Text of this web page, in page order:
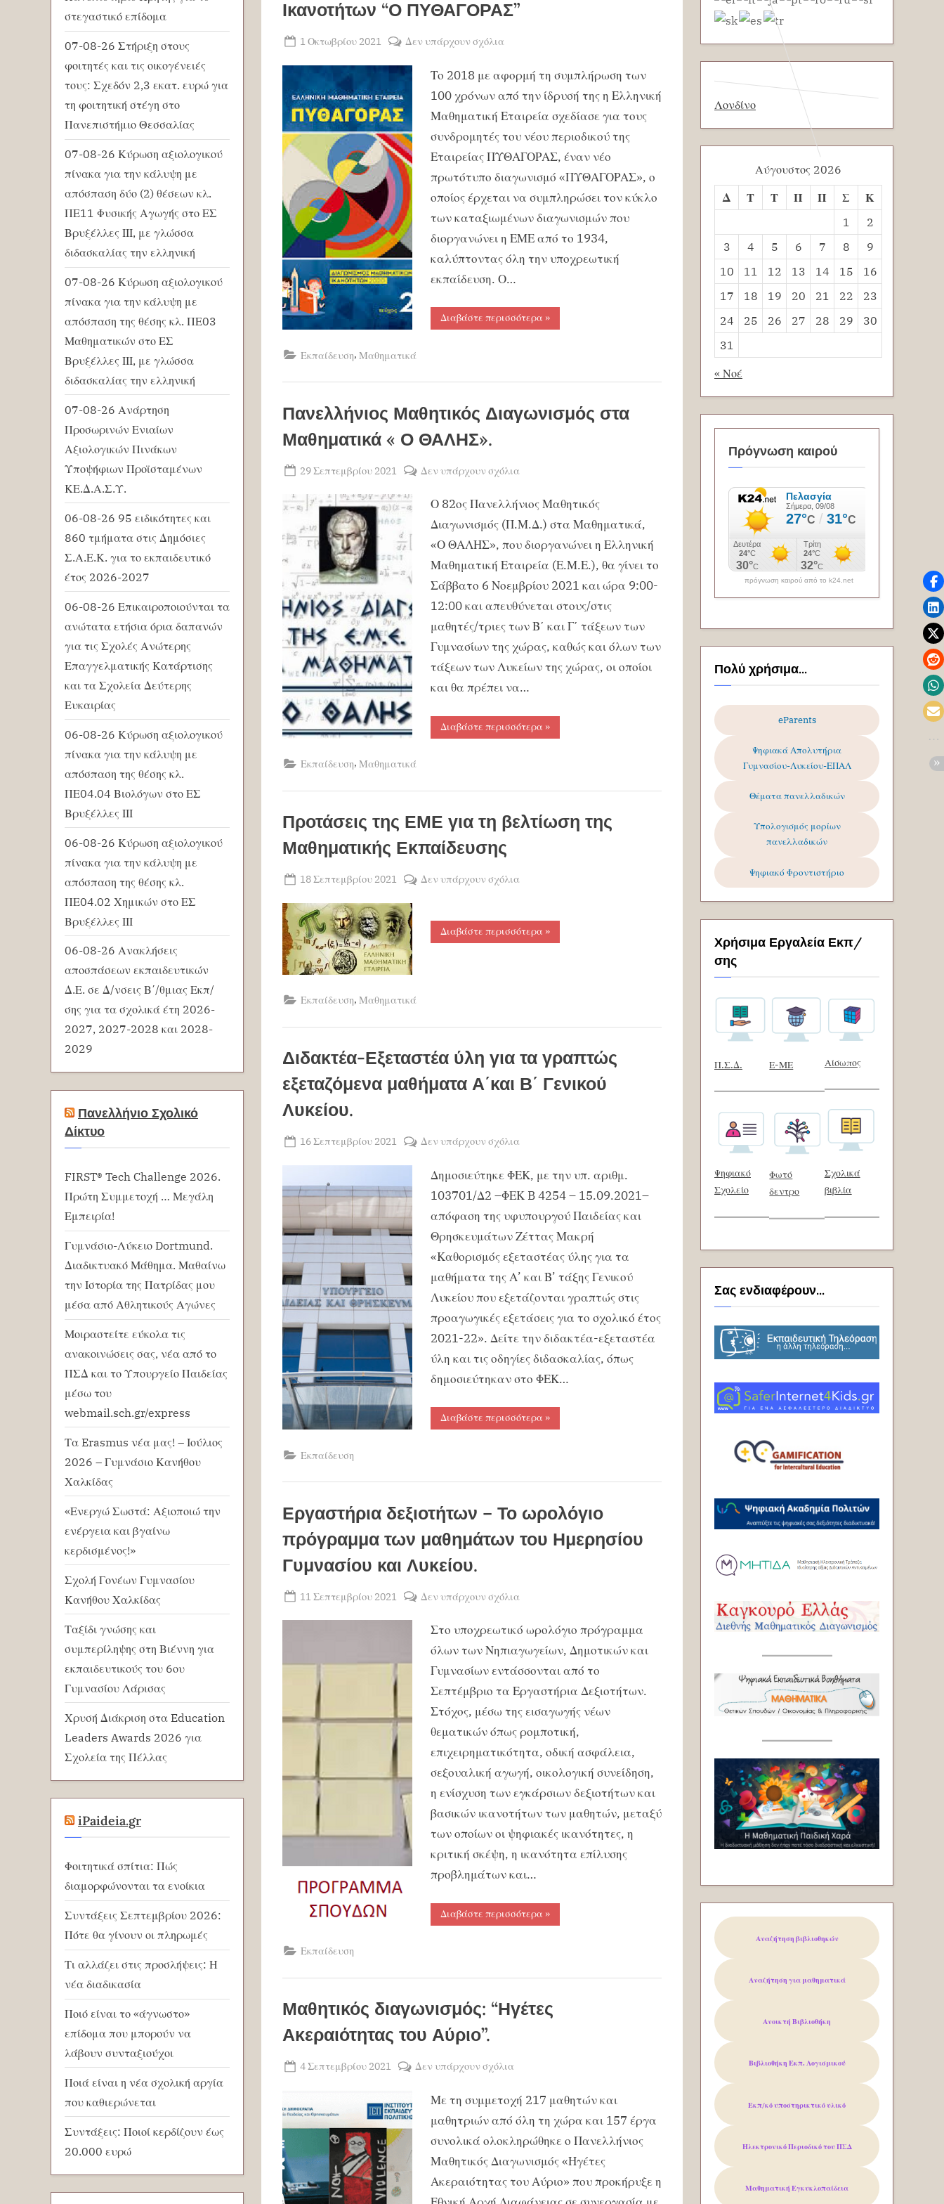
Ικανοτήτων “Ο ΠΥΘΑΓΟΡΑΣ”
Posted
1 Οκτωβρίου 2021
ΜΑΝΤΑΦΟΥΝΗΣ
Δεν υπάρχουν σχόλια
Διαγωνισμού
Μαθηματικών
Ικανοτήτων
ΠΥΘΑΓΟΡΑΣ”
Το 2018 με αφορμή τη συμπλήρωση των
100 χρόνων από την ίδρυσή της η Ελληνική
Μαθηματική Εταιρεία σχεδίασε για τους
συνδρομητές του νέου περιοδικού της
Εταιρείας ΠΥΘΑΓΟΡΑΣ, έναν νέο
πρωτότυπο διαγωνισμό «ΠΥΘΑΓΟΡΑΣ», ο
οποίος έρχεται να συμπληρώσει τον κύκλο
των καταξιωμένων διαγωνισμών που
διοργανώνει η ΕΜΕ από το 1934,
καλύπτοντας όλη την υποχρεωτική
εκπαίδευση. Ο…
Διαβάστε περισσότερα“Διοργάνωση
Διαγωνισμού
»
Εκπαίδευση, Μαθηματικά
Πανελλήνιος Μαθητικός Διαγωνισμός στα
Μαθηματικά « Ο ΘΑΛΗΣ».
Posted
29 Σεπτεμβρίου 2021
ΜΑΝΤΑΦΟΥΝΗΣ
Δεν υπάρχουν σχόλια
Μαθητικός
Διαγωνισμός
στα
Μαθηματικά
Ο
ΘΑΛΗΣ».
Ο 82ος Πανελλήνιος Μαθητικός
Διαγωνισμός (Π.Μ.Δ.) στα Μαθηματικά,
«Ο ΘΑΛΗΣ», που διοργανώνει η Ελληνική
Μαθηματική Εταιρεία (Ε.Μ.Ε.), θα γίνει το
Σάββατο 6 Νοεμβρίου 2021 και ώρα 9:00-
12:00 και απευθύνεται στους/στις
μαθητές/τριες των Β΄ και Γ΄ τάξεων των
Γυμνασίων της χώρας, καθώς και όλων των
τάξεων των Λυκείων της χώρας, οι οποίοι
και θα πρέπει να…
Διαβάστε περισσότερα“Πανελλήνιος
Μαθητικός
ΘΑΛΗΣ».”
»
Εκπαίδευση, Μαθηματικά
Προτάσεις της ΕΜΕ για τη βελτίωση της
Μαθηματικής Εκπαίδευσης
Posted
18 Σεπτεμβρίου 2021
ΜΑΝΤΑΦΟΥΝΗΣ
Δεν υπάρχουν σχόλια
ΕΜΕ
Διαβάστε περισσότερα“Προτάσεις
της
»
Εκπαίδευση, Μαθηματικά
Διδακτέα-Εξεταστέα ύλη για τα γραπτώς
εξεταζόμενα μαθήματα Α΄και Β΄ Γενικού
Λυκείου.
Posted
16 Σεπτεμβρίου 2021
ΜΑΝΤΑΦΟΥΝΗΣ
Δεν υπάρχουν σχόλια
Εξεταστέα
ύλη
για
γραπτώς
εξεταζόμενα
μαθήματα
Α΄και
Β΄
Γενικού
Λυκείου.
Δημοσιεύτηκε ΦΕΚ, με την υπ. αριθμ.
103701/Δ2 –ΦΕΚ B 4254 – 15.09.2021–
απόφαση της υφυπουργού Παιδείας και
Θρησκευμάτων Ζέττας Μακρή
«Καθορισμός εξεταστέας ύλης για τα
μαθήματα της Α’ και Β’ τάξης Γενικού
Λυκείου που εξετάζονται γραπτώς στις
προαγωγικές εξετάσεις για το σχολικό έτος
2021-22». Δείτε την διδακτέα-εξεταστέα
ύλη και τις οδηγίες διδασκαλίας, όπως
δημοσιεύτηκαν στο ΦΕΚ…
Διαβάστε περισσότερα“Διδακτέα-
Εξεταστέα
μαθήματα
Γενικού
Λυκείου.”
»
Εκπαίδευση
Εργαστήρια δεξιοτήτων – Το ωρολόγιο
πρόγραμμα των μαθημάτων του Ημερησίου
Γυμνασίου και Λυκείου.
Posted
11 Σεπτεμβρίου 2021
ΜΑΝΤΑΦΟΥΝΗΣ
Δεν υπάρχουν σχόλια
δεξιοτήτων
–
Το
πρόγραμμα
των
μαθημάτων
του
Ημερησίου
Γυμνασίου
και
Λυκείου.
Στο υποχρεωτικό ωρολόγιο πρόγραμμα
όλων των Νηπιαγωγείων, Δημοτικών και
Γυμνασίων εντάσσονται από το
Σεπτέμβριο τα Εργαστήρια Δεξιοτήτων.
Στόχος, μέσω της εισαγωγής νέων
θεματικών όπως ρομποτική,
επιχειρηματικότητα, οδική ασφάλεια,
σεξουαλική αγωγή, οικολογική συνείδηση,
η ενίσχυση των εγκάρσιων δεξιοτήτων και
βασικών ικανοτήτων των μαθητών, μεταξύ
των οποίων οι ψηφιακές ικανότητες, η
κριτική σκέψη, η ικανότητα επίλυσης
προβλημάτων και…
Διαβάστε περισσότερα“Εργαστήρια
δεξιοτήτων
μαθημάτων
Γυμνασίου
και
»
Εκπαίδευση
Μαθητικός διαγωνισμός: “Ηγέτες
Ακεραιότητας του Αύριο”.
Posted
4 Σεπτεμβρίου 2021
ΜΑΝΤΑΦΟΥΝΗΣ
Δεν υπάρχουν σχόλια
διαγωνισμός:
“Ηγέτες
Ακεραιότητας
Αύριο”.
Με τη συμμετοχή 217 μαθητών και
μαθητριών από όλη τη χώρα και 157 έργα
συνολικά ολοκληρώθηκε ο Πανελλήνιος
Μαθητικός Διαγωνισμός «Ηγέτες
Ακεραιότητας του Αύριο» που προκήρυξε η
στεγαστικό επίδομα
07-08-26 Στήριξη στους
φοιτητές και τις οικογένειές
τους: Σχεδόν 2,3 εκατ. ευρώ για
τη φοιτητική στέγη στο
Πανεπιστήμιο Θεσσαλίας
07-08-26 Κύρωση αξιολογικού
πίνακα για την κάλυψη με
απόσπαση δύο (2) θέσεων κλ.
ΠΕ11 Φυσικής Αγωγής στο ΕΣ
Βρυξέλλες ΙΙΙ, με γλώσσα
διδασκαλίας την ελληνική
07-08-26 Κύρωση αξιολογικού
πίνακα για την κάλυψη με
απόσπαση της θέσης κλ. ΠΕ03
Μαθηματικών στο ΕΣ
Βρυξέλλες ΙΙΙ, με γλώσσα
διδασκαλίας την ελληνική
07-08-26 Ανάρτηση
Προσωρινών Ενιαίων
Αξιολογικών Πινάκων
Υποψήφιων Προϊσταμένων
ΚΕ.Δ.Α.Σ.Υ.
06-08-26 95 ειδικότητες και
860 τμήματα στις Δημόσιες
Σ.Α.Ε.Κ. για το εκπαιδευτικό
έτος 2026-2027
06-08-26 Επικαιροποιούνται τα
ανώτατα ετήσια όρια δαπανών
για τις Σχολές Ανώτερης
Επαγγελματικής Κατάρτισης
και τα Σχολεία Δεύτερης
Ευκαιρίας
06-08-26 Κύρωση αξιολογικού
πίνακα για την κάλυψη με
απόσπαση της θέσης κλ.
ΠΕ04.04 Βιολόγων στο ΕΣ
Βρυξέλλες ΙΙΙ
06-08-26 Κύρωση αξιολογικού
πίνακα για την κάλυψη με
απόσπαση της θέσης κλ.
ΠΕ04.02 Χημικών στο ΕΣ
Βρυξέλλες ΙΙΙ
06-08-26 Ανακλήσεις
αποσπάσεων εκπαιδευτικών
Δ.Ε. σε Δ/νσεις Β΄/θμιας Εκπ/
σης για τα σχολικά έτη 2026-
2027, 2027-2028 και 2028-
2029
Πανελλήνιο Σχολικό
Δίκτυο
FIRST® Tech Challenge 2026.
Πρώτη Συμμετοχή … Μεγάλη
Εμπειρία!
Γυμνάσιο-Λύκειο Dortmund.
Διαδικτυακό Μάθημα. Μαθαίνω
την Ιστορία της Πατρίδας μου
μέσα από Αθλητικούς Αγώνες
Μοιραστείτε εύκολα τις
ανακοινώσεις σας, νέα από το
ΠΣΔ και το Υπουργείο Παιδείας
μέσω του
webmail.sch.gr/express
Τα Erasmus νέα μας! – Ιούλιος
2026 – Γυμνάσιο Κανήθου
Χαλκίδας
«Ενεργώ Σωστά: Αξιοποιώ την
ενέργεια και βγαίνω
κερδισμένος!»
Σχολή Γονέων Γυμνασίου
Κανήθου Χαλκίδας
Ταξίδι γνώσης και
συμπερίληψης στη Βιέννη για
εκπαιδευτικούς του 6ου
Γυμνασίου Λάρισας
Χρυσή Διάκριση στα Education
Leaders Awards 2026 για
Σχολεία της Πέλλας
iPaideia.gr
Φοιτητικά σπίτια: Πώς
διαμορφώνονται τα ενοίκια
Συντάξεις Σεπτεμβρίου 2026:
Πότε θα γίνουν οι πληρωμές
Τι αλλάζει στις προσλήψεις: Η
νέα διαδικασία
Ποιό είναι το «άγνωστο»
επίδομα που μπορούν να
λάβουν συνταξιούχοι
Ποιά είναι η νέα σχολική αργία
που καθιερώνεται
Συντάξεις: Ποιοί κερδίζουν έως
20.000 ευρώ
Λονδίνο
Αύγουστος 2026
Δ
Τ Τ Π Π Σ
Κ
1
2
3
4 5 6 7 8
9
10
11 12 13 14 15
16
17
18 19 20 21 22
23
24
25 26 27 28 29
30
31
« Νοέ
Πρόγνωση καιρού
πρόγνωση καιρού από το k24.net
Πολύ χρήσιμα...
eParents
Ψηφιακά Απολυτήρια
Γυμνασίου-Λυκείου-ΕΠΑΛ
Θέματα πανελλαδικών
Υπολογισμός μορίων
πανελλαδικών
Ψηφιακό Φροντιστήριο
Χρήσιμα Εργαλεία Εκπ/
σης
Π.Σ.Δ.
Ψηφιακό
Σχολείο
Ε-ΜΕ
Φωτό
δεντρο
Αίσωπος
Σχολικά
βιβλία
Σας ενδιαφέρουν...
Αναζήτηση βιβλιοθηκών
Αναζήτηση για μαθηματικά
Ανοικτή Βιβλιοθήκη
Βιβλιοθήκη Εκπ. Λογισμικού
Εκπ/κό υποστηρικτικό υλικό
Ηλεκτρονικό Περιοδικό τουΠΣΔ
Μαθηματική Εγκυκλοπαίδεια